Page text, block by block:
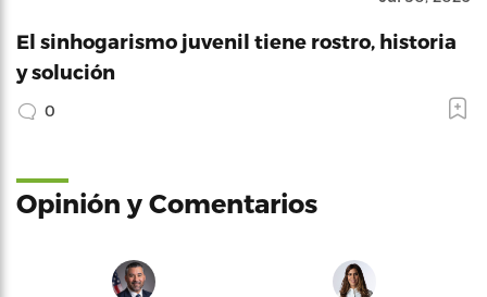
El sinhogarismo juvenil tiene rostro, historia
y solución
0
Opinión y Comentarios